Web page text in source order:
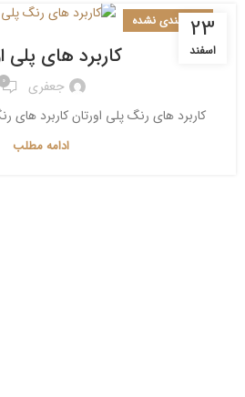
23
اسفند
دسته‌بندی نشده
کاربرد های پلی
جعفری 0
کاربرد های رنگ پلی اورتان کاربرد
ادامه مطلب